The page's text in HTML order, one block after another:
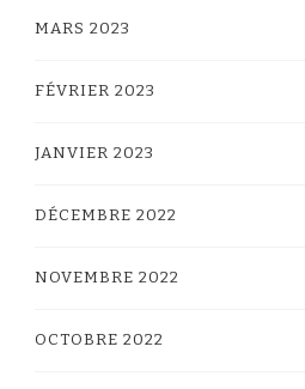
MARS 2023
FÉVRIER 2023
JANVIER 2023
DÉCEMBRE 2022
NOVEMBRE 2022
OCTOBRE 2022